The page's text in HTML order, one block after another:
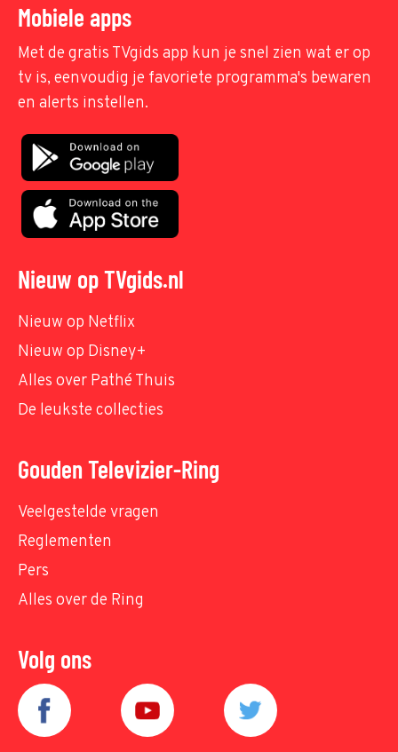
Mobiele apps
Met de gratis TVgids app kun je snel zien wat er op
tv is, eenvoudig je favoriete programma's bewaren
en alerts instellen.
Nieuw op TVgids.nl
Nieuw op Netflix
Nieuw op Disney+
Alles over Pathé Thuis
De leukste collecties
Gouden Televizier-Ring
Veelgestelde vragen
Reglementen
Pers
Alles over de Ring
Volg ons